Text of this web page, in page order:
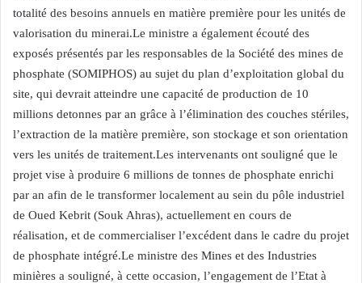
totalité des besoins annuels en matière première pour les unités de
valorisation du minerai.Le ministre a également écouté des
exposés présentés par les responsables de la Société des mines de
phosphate (SOMIPHOS) au sujet du plan d’exploitation global du
site, qui devrait atteindre une capacité de production de 10
millions detonnes par an grâce à l’élimination des couches stériles,
l’extraction de la matière première, son stockage et son orientation
vers les unités de traitement.Les intervenants ont souligné que le
projet vise à produire 6 millions de tonnes de phosphate enrichi
par an afin de le transformer localement au sein du pôle industriel
de Oued Kebrit (Souk Ahras), actuellement en cours de
réalisation, et de commercialiser l’excédent dans le cadre du projet
de phosphate intégré.Le ministre des Mines et des Industries
minières a souligné, à cette occasion, l’engagement de l’Etat à